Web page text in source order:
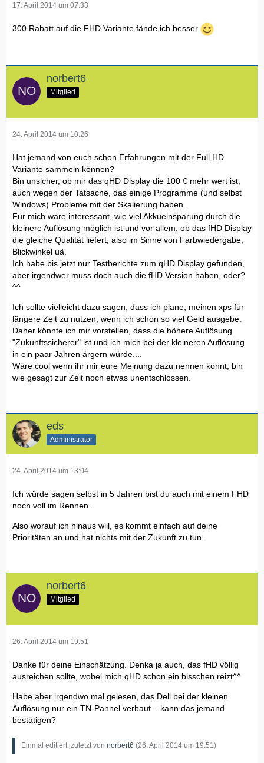
17. April 2014 um 07:33
300 Rabatt auf die FHD Variante fände ich besser
norbert6
Mitglied
24. April 2014 um 10:26
Hat jemand von euch schon Erfahrungen mit der Full HD
Variante sammeln können?
Bin unsicher, ob mir das qHD Display die 100 € mehr wert ist,
auch wegen der Tatsache, das einige Programme (und selbst
Windows) Probleme mit der Skalierung haben.
Für mich wäre interessant, wie viel Akkueinsparung durch die
kleinere Auflösung möglich ist und vor allem, ob das fHD Display
die gleiche Qualität liefert, also im Sinne von Farbwiedergabe,
Blickwinkel uä.
Ich habe bis jetzt nur Testberichte zum qHD Display gefunden,
aber irgendwer muss doch auch die fHD Version haben, oder?
^^
Ich sollte vielleicht dazu sagen, dass ich plane, meinen xps für
längere Zeit zu nutzen, wenn ich schon so viel Geld ausgebe.
Daher könnte ich mir vorstellen, dass die höhere Auflösung
"Zukunftssicherer" ist und ich mich bei der kleineren Auflösung
in ein paar Jahren ärgern würde....
Wäre cool wenn ihr mir eure Meinung dazu nennen könnt, bin
wie gesagt zur Zeit noch etwas unentschlossen.
eds
Administrator
24. April 2014 um 13:04
Ich würde sagen selbst in 5 Jahren bist du auch mit einem FHD
noch voll im Rennen.
Also worauf ich hinaus will, es kommt einfach auf deine
Prioritäten an und hat nichts mit der Zukunft zu tun.
norbert6
Mitglied
26. April 2014 um 19:51
Danke für deine Einschätzung. Denka ja auch, das fHD völlig
ausreichen sollte, wobei mich qHD schon ein bisschen reizt^^
Habe aber irgendwo mal gelesen, das Dell bei der kleinen
Auflösung nur ein TN-Pannel verbaut... kann das jemand
bestätigen?
Einmal editiert, zuletzt von norbert6 (26. April 2014 um 19:51 )